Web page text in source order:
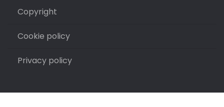
Copyright
Cookie policy
Privacy policy